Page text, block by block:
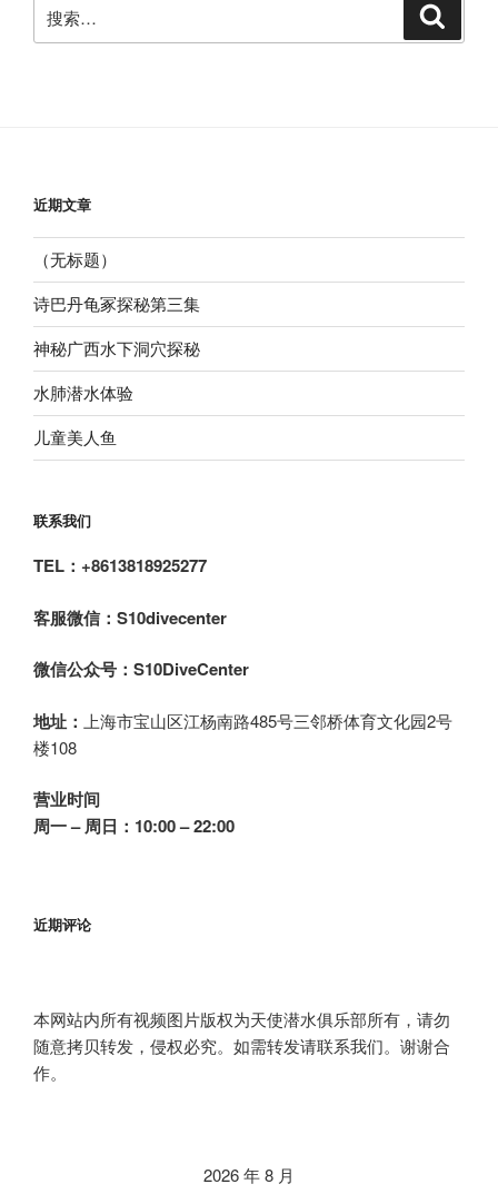
索：
近期文章
（无标题）
诗巴丹龟冢探秘第三集
神秘广西水下洞穴探秘
水肺潜水体验
儿童美人鱼
联系我们
TEL：+8613818925277
客服微信：S10divecenter
微信公众号 ： S10DiveCenter
地址： 上海市宝山区江杨南路485号三邻桥体育文化园2号
楼108
营业时间
周一 – 周日：10:00 – 22:00
近期评论
本网站内所有视频图片版权为天使潜水俱乐部所有，请勿
随意拷贝转发，侵权必究。如需转发请联系我们。谢谢合
作。
2026 年 8 月